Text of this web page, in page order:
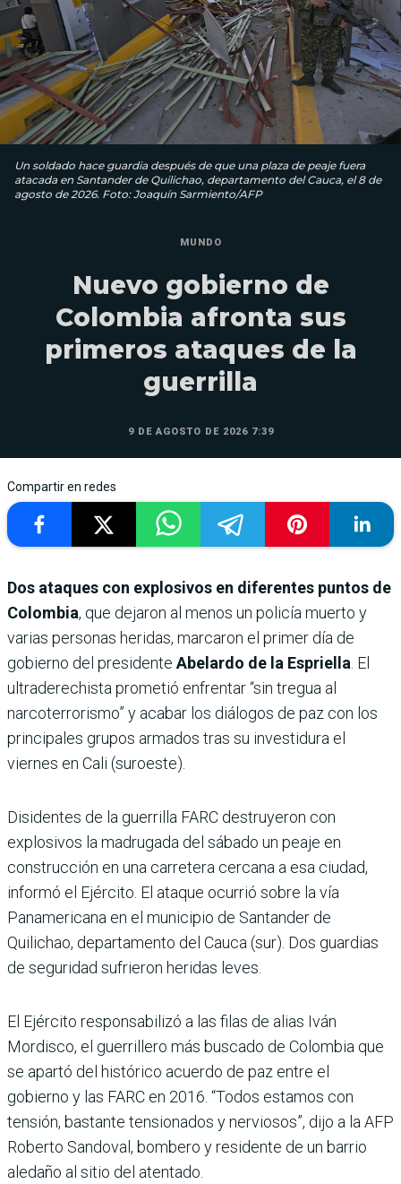
Un soldado hace guardia después de que una plaza de peaje fuera
atacada en Santander de Quilichao, departamento del Cauca, el 8 de
agosto de 2026. Foto: Joaquín Sarmiento/AFP
MUNDO
Nuevo gobierno de
Colombia afronta sus
primeros ataques de la
guerrilla
9 DE AGOSTO DE 2026 7:39
Compartir en redes
Dos ataques con explosivos en diferentes puntos de
Colombia, que dejaron al menos un policía muerto y
varias personas heridas, marcaron el primer día de
gobierno del presidente Abelardo de la Espriella . El
ultraderechista prometió enfrentar “sin tregua al
narcoterrorismo” y acabar los diálogos de paz con los
principales grupos armados tras su investidura el
viernes en Cali (suroeste).
Disidentes de la guerrilla FARC destruyeron con
explosivos la madrugada del sábado un peaje en
construcción en una carretera cercana a esa ciudad,
informó el Ejército. El ataque ocurrió sobre la vía
Panamericana en el municipio de Santander de
Quilichao, departamento del Cauca (sur). Dos guardias
de seguridad sufrieron heridas leves.
El Ejército responsabilizó a las filas de alias Iván
Mordisco, el guerrillero más buscado de Colombia que
se apartó del histórico acuerdo de paz entre el
gobierno y las FARC en 2016. “Todos estamos con
tensión, bastante tensionados y nerviosos”, dijo a la AFP
Roberto Sandoval, bombero y residente de un barrio
aledaño al sitio del atentado.